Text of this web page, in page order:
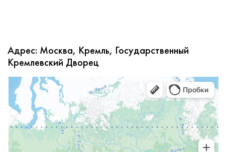
Адрес: Москва, Кремль, Государственный
Кремлевский Дворец